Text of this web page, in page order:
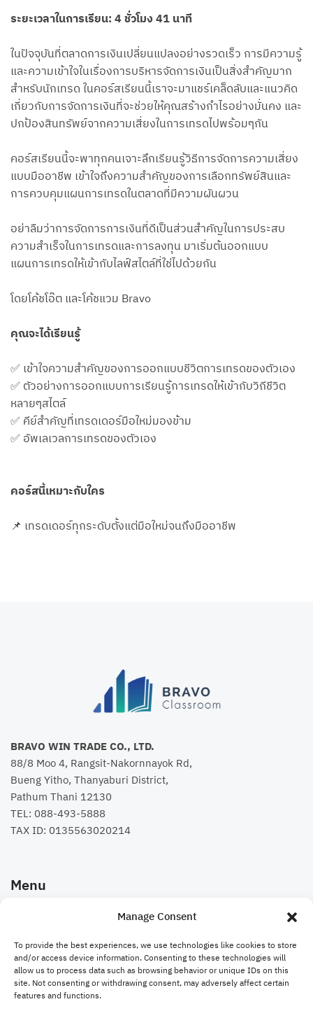
Manage Consent
To provide the best experiences, we use technologies like cookies to store
and/or access device information. Consenting to these technologies will
allow us to process data such as browsing behavior or unique IDs on this
site. Not consenting or withdrawing consent, may adversely affect certain
features and functions.
ระยะเวลาในการเรียน: 4 ชั่วโมง 41 นาที
ในปัจจุบันที่ตลาดการเงินเปลี่ยนแปลงอย่างรวดเร็ว การมีความรู้
และความเข้าใจในเรื่องการบริหารจัดการเงินเป็นสิ่งสำคัญมาก
สำหรับนักเทรด ในคอร์สเรียนนี้เราจะมาแชร์เคล็ดลับและแนวคิด
เกี่ยวกับการจัดการเงินที่จะช่วยให้คุณสร้างกำไรอย่างมั่นคง และ
ปกป้องสินทรัพย์จากความเสี่ยงในการเทรดไปพร้อมๆกัน
คอร์สเรียนนี้จะพาทุกคนเจาะลึกเรียนรู้วิธีการจัดการความเสี่ยง
แบบมืออาชีพ เข้าใจถึงความสำคัญของการเลือกทรัพย์สินและ
การควบคุมแผนการเทรดในตลาดที่มีความผันผวน
อย่าลืมว่าการจัดการการเงินที่ดีเป็นส่วนสำคัญในการประสบ
ความสำเร็จในการเทรดและการลงทุน มาเริ่มต้นออกแบบ
แผนการเทรดให้เข้ากับไลฟ์สไตล์ที่ใช่ไปด้วยกัน
โดยโค้ชโอ๊ต และโค้ชแวม Bravo
คุณจะได้เรียนรู้
✅ เข้าใจความสำคัญของการออกแบบชีวิตการเทรดของตัวเอง
✅ ตัวอย่างการออกแบบการเรียนรู้การเทรดให้เข้ากับวิถีชีวิต
หลายๆสไตล์
✅ คีย์​สำคัญที่เทรดเดอร์มือใหม่มองข้าม
✅ อัพเลเวลการเทรดของตัวเอง
คอร์สนี้เหมาะกับใคร
📌 เทรดเดอร์ทุกระดับตั้งแต่มือใหม่จนถึงมืออาชีพ
BRAVO WIN TRADE CO., LTD.
88/8 Moo 4, Rangsit-Nakornnayok Rd,
Bueng Yitho, Thanyaburi District,
Pathum Thani 12130
TEL: 088-493-5888
TAX ID: 0135563020214
Menu
Bravo Website
ติดต่อเรา